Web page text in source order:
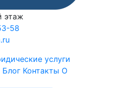
этаж
58
услуги
Блог Контакты О